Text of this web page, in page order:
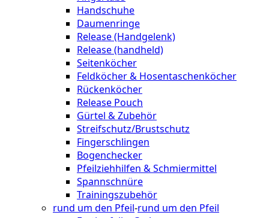
Handschuhe
Daumenringe
Release (Handgelenk)
Release (handheld)
Seitenköcher
Feldköcher & Hosentaschenköcher
Rückenköcher
Release Pouch
Gürtel & Zubehör
Streifschutz/Brustschutz
Fingerschlingen
Bogenchecker
Pfeilziehhilfen & Schmiermittel
Spannschnüre
Trainingszubehör
rund um den Pfeil-rund um den Pfeil